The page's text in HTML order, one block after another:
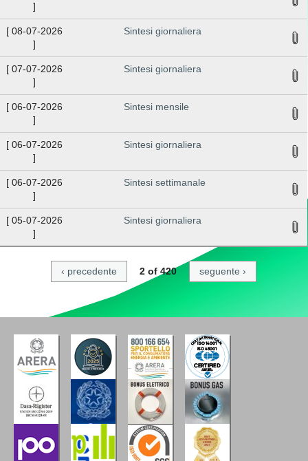
]
[ 08-07-2026
]
Sintesi giornaliera
[ 07-07-2026
]
Sintesi giornaliera
[ 06-07-2026
]
Sintesi mensile
[ 06-07-2026
]
Sintesi giornaliera
[ 06-07-2026
]
Sintesi settimanale
[ 05-07-2026
]
Sintesi giornaliera
‹ precedente 2 of 420 seguente ›